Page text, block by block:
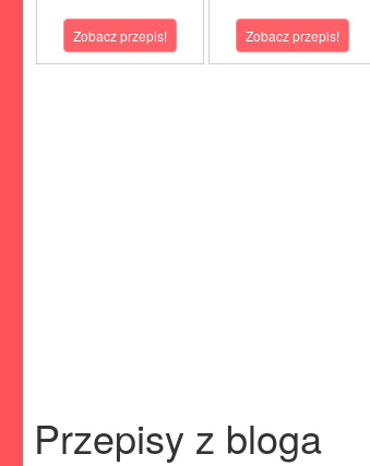
Zobacz przepis! Zobacz przepis!
Przepisy z bloga